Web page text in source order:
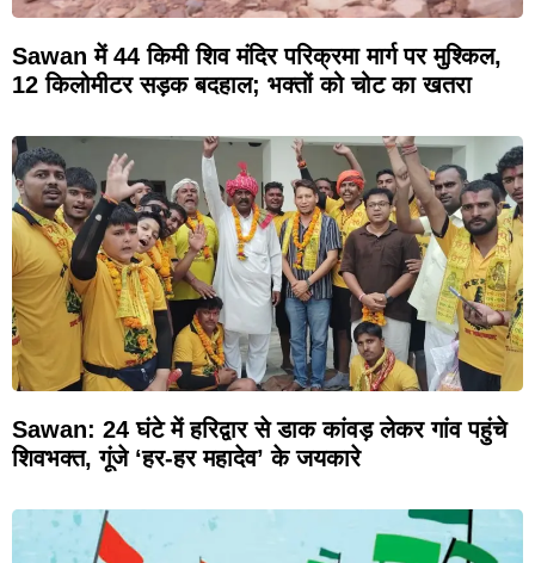
Sawan में 44 किमी शिव मंदिर परिक्रमा मार्ग पर मुश्किल,
12 किलोमीटर सड़क बदहाल; भक्तों को चोट का खतरा
Sawan: 24 घंटे में हरिद्वार से डाक कांवड़ लेकर गांव पहुंचे
शिवभक्त, गूंजे ‘हर-हर महादेव’ के जयकारे